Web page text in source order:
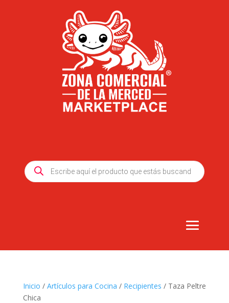
Products
search
Inicio / Artículos para Cocina / Recipientes / Taza Peltre
Chica